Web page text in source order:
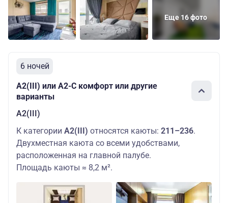
Еще 16 фото
6 ночей
А2(III) или А2-С комфорт или другие
варианты
А2(III)
К категории А2(III) относятся каюты: 211–236.
Двухместная каюта со всеми удобствами,
расположенная на главной палубе.
Площадь каюты ≈ 8,2 м².